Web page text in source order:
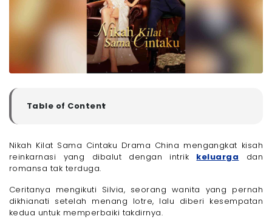
Table of Content
▼
Pemeran Nikah Kilat Sama Cintaku
- 1. Silvia
- 2. Sofie
- 3. Jordan
Link Nonton Nikah Kilat Sama Cintaku Drama China
Nikmati Streaming Drama dan Film Favorit Tanpa
Nikah Kilat Sama Cintaku Drama China mengangkat kisah
reinkarnasi yang dibalut dengan intrik keluarga dan
romansa tak terduga.
Ceritanya mengikuti Silvia, seorang wanita yang pernah
dikhianati setelah menang lotre, lalu diberi kesempatan
kedua untuk memperbaiki takdirnya.